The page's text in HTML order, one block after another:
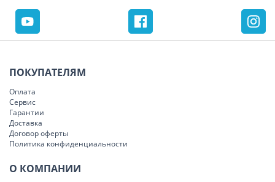
ПОКУПАТЕЛЯМ
Оплата
Сервис
Гарантии
Доставка
Договор оферты
Политика конфиденциальности
О КОМПАНИИ